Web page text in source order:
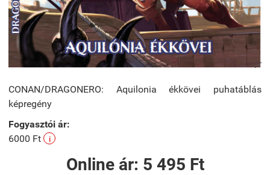
CONAN/DRAGONERO: Aquilonia ékkövei puhatáblás
képregény
Fogyasztói ár:
6000 Ft
i
Online ár: 5 495 Ft